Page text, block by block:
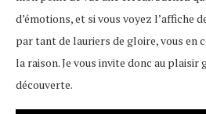
d’émotions, et si vous voyez l’affiche
par tant de lauriers de gloire, vous en
la raison. Je vous invite donc au plaisir
découverte.